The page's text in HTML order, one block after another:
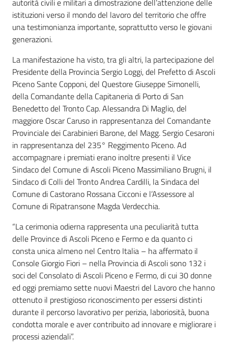
autorità civili e militari a dimostrazione dell’attenzione delle
istituzioni verso il mondo del lavoro del territorio che offre
una testimonianza importante, soprattutto verso le giovani
generazioni.
La manifestazione ha visto, tra gli altri, la partecipazione del
Presidente della Provincia Sergio Loggi, del Prefetto di Ascoli
Piceno Sante Copponi, del Questore Giuseppe Simonelli,
della Comandante della Capitaneria di Porto di San
Benedetto del Tronto Cap. Alessandra Di Maglio, del
maggiore Oscar Caruso in rappresentanza del Comandante
Provinciale dei Carabinieri Barone, del Magg. Sergio Cesaroni
in rappresentanza del 235° Reggimento Piceno. Ad
accompagnare i premiati erano inoltre presenti il Vice
Sindaco del Comune di Ascoli Piceno Massimiliano Brugni, il
Sindaco di Colli del Tronto Andrea Cardilli, la Sindaca del
Comune di Castorano Rossana Cicconi e l’Assessore al
Comune di Ripatransone Magda Verdecchia.
“La cerimonia odierna rappresenta una peculiarità tutta
delle Province di Ascoli Piceno e Fermo e da quanto ci
consta unica almeno nel Centro Italia – ha affermato il
Console Giorgio Fiori – nella Provincia di Ascoli sono 132 i
soci del Consolato di Ascoli Piceno e Fermo, di cui 30 donne
ed oggi premiamo sette nuovi Maestri del Lavoro che hanno
ottenuto il prestigioso riconoscimento per essersi distinti
durante il percorso lavorativo per perizia, laboriosità, buona
condotta morale e aver contribuito ad innovare e migliorare i
processi aziendali”.